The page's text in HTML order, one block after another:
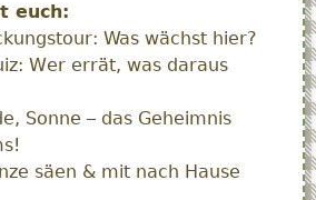
euch:
Was wächst hier?
Wer errät, was daraus
Sonne – das Geheimnis
säen & mit nach Hause